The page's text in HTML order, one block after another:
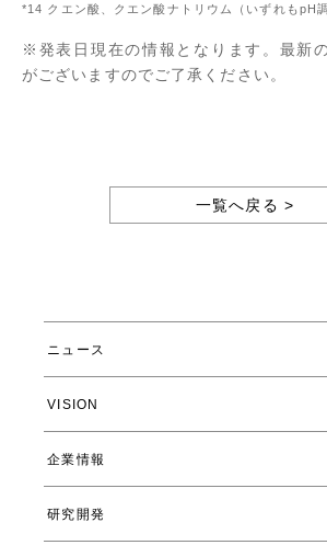
*14 クエン酸、クエン酸ナトリウム（いずれもpH調
※発表日現在の情報となります。最新
がございますのでご了承ください。
一覧へ戻る >
ニュース
VISION
企業スローガン
クレド
企業情報
トップメッセージ
研究開発